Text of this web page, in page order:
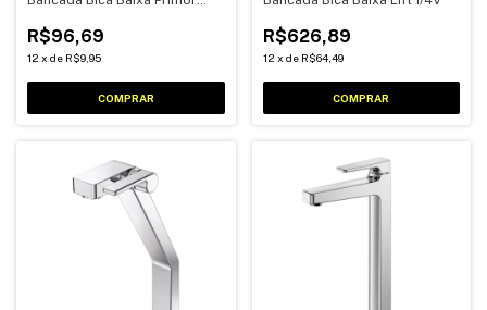
R$96,69
12 x de R$9,95
R$626,89
12 x de R$64,49